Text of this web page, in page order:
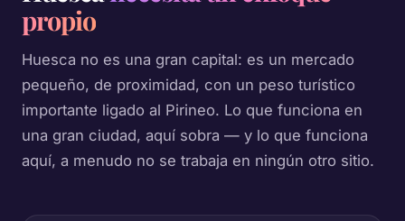
propio
Huesca no es una gran capital: es un mercado
pequeño, de proximidad, con un peso turístico
importante ligado al Pirineo. Lo que funciona en
una gran ciudad, aquí sobra — y lo que funciona
aquí, a menudo no se trabaja en ningún otro sitio.